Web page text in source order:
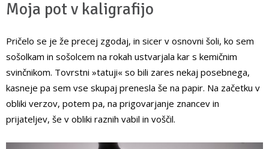
Moja pot v kaligrafijo
Pričelo se je že precej zgodaj, in sicer v osnovni šoli, ko sem
sošolkam in sošolcem na rokah ustvarjala kar s kemičnim
svinčnikom. Tovrstni »tatuji« so bili zares nekaj posebnega,
kasneje pa sem vse skupaj prenesla še na papir. Na začetku v
obliki verzov, potem pa, na prigovarjanje znancev in
prijateljev, še v obliki raznih vabil in voščil.